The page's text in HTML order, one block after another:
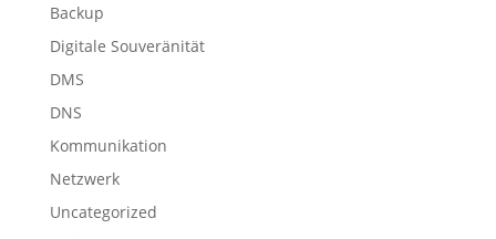
Backup
Digitale Souveränität
DMS
DNS
Kommunikation
Netzwerk
Uncategorized